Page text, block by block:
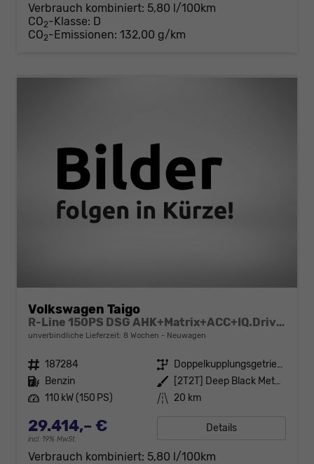
Verbrauch kombiniert: 5,80 l/100km
CO2-Klasse: D
CO2-Emissionen: 132,00 g/km
Volkswagen Taigo
R-Line 150PS DSG AHK+Matrix+ACC+IQ.Drive+Black+Kamera+Keyless+Alu18+Sitzhz
unverbindliche Lieferzeit: 8 Wochen Neuwagen
Fahrzeugnr. 187284 Getriebe
Doppelkupplungsgetriebe (DSG)
Kraftstoff Benzin Außenfarbe
[2T2T] Deep Black Metallic
Leistung 110 kW (150 PS) Kilometerstand 20 km
29.414,– €
incl. 19% MwSt.
Details
Verbrauch kombiniert: 5,80 l/100km